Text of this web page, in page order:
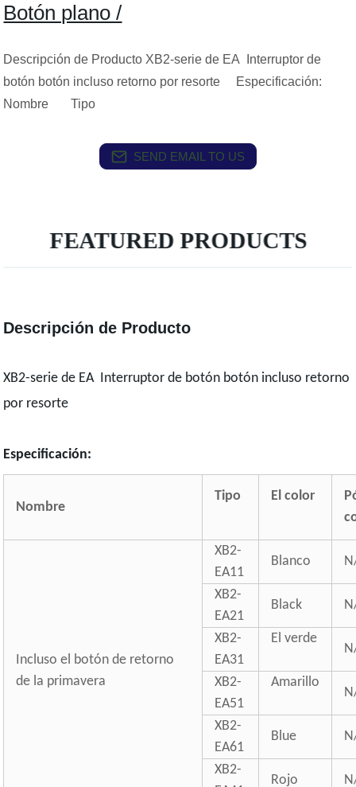
Botón plano /
Descripción de Producto XB2-serie de EA Interruptor de
botón botón incluso retorno por resorte Especificación:
Nombre Tipo
SEND EMAIL TO US
FEATURED PRODUCTS
Descripción de Producto
XB2-serie de EA Interruptor de botón botón incluso retorno
por resorte
Especificación:
Nombre
Tipo El color
Incluso el botón de retorno
de la primavera
XB2-
EA11
Blanco
XB2-
EA21
Black
XB2-
EA31
El verde
XB2-
EA51
Amarillo
XB2-
EA61
Blue
XB2-
Rojo